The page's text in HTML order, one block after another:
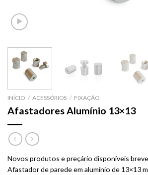
INÍCIO / ACESSÓRIOS / FIXAÇÃO
Afastadores Alumínio 13×13
Novos produtos e preçário disponíveis
Afastador de parede em alumínio de 13×13